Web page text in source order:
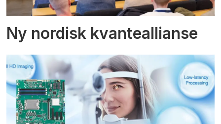
Ny nordisk kvanteallianse